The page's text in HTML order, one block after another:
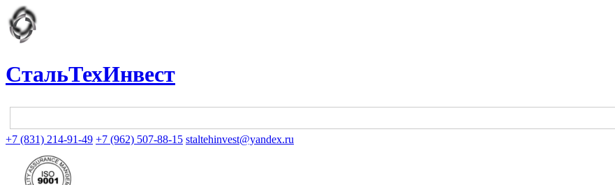
СтальТехИнвест
+7 (831) 214-91-49 +7 (962) 507-88-15 staltehinvest@yandex.ru